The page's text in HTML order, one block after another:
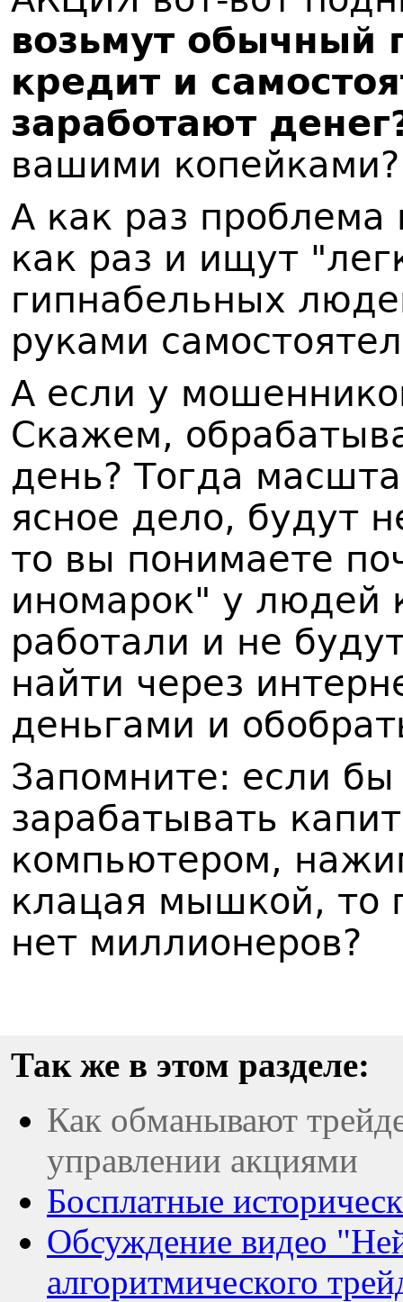
возьмут обычный
кредит и
заработают
вашими копейками?
А как раз
как раз и ищут
гипнабельных
руками
А если у
Скажем,
день? Тогда
ясное дело, будут
то вы понимаете
иномарок" у людей
работали и не
найти через
деньгами и
Запомните: если
зарабатывать
компьютером,
клацая мышкой, то
нет миллионеров?
Так же в этом разделе:
Как обманывают
управлении акциями
Босплатные
Обсуждение видео
алгоритмического